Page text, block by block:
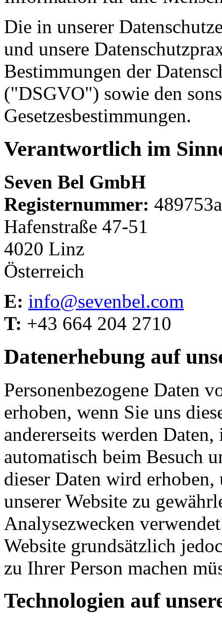
Die in unserer
und unsere
Bestimmungen der
("DSGVO") sowie den
Gesetzesbestimmungen.
Verantwortlich im
Seven Bel GmbH
Registernummer: 489753a
Hafenstraße 47-51
4020 Linz
Österreich
E: info@sevenbel.com
T: +43 664 204 2710
Datenerhebung auf
Personenbezogene Daten
erhoben, wenn Sie uns
andererseits werden
automatisch beim Besuch
dieser Daten wird
unserer Website zu
Analysezwecken
Website grundsätzlich
zu Ihrer Person machen
Technologien auf